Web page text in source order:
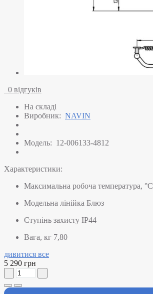
0 відгуків
На складі
Виробник: NAVIN
Модель: 12-006133-4812
Характеристики:
Максимальна робоча температура, °C
Модельна лінійка Блюз
Ступінь захисту IP44
Вага, кг 7,80
дивитися все
5 290 грн